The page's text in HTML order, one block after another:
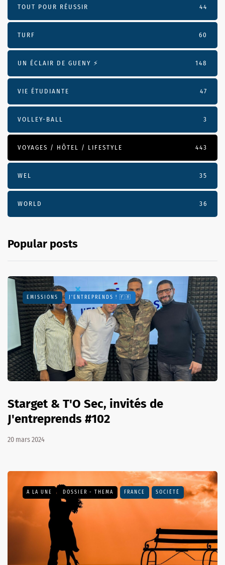
TOUT POUR RÉUSSIR 44
TURF 60
UN ÉCLAIR DE GUENY ⚡️ 148
VIE ÉTUDIANTE 47
VOLLEY-BALL 3
VOYAGES / HÔTEL / LIFESTYLE 443
WEL 35
WORLD 36
Popular posts
EMISSIONS J'ENTREPRENDS ! 🇫🇷
Starget & T'O Sec, invités de
J'entreprends #102
20 mars 2024
A LA UNE DOSSIER - THEMA FRANCE SOCIÉTÉ